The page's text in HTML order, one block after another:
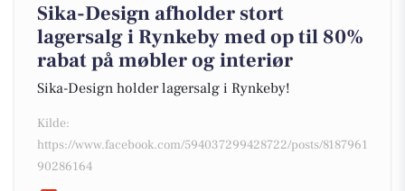
Sika-Design afholder stort
lagersalg i Rynkeby med op til 80%
rabat på møbler og interiør
Sika-Design holder lagersalg i Rynkeby!
Kilde:
https://www.facebook.com/594037299428722/posts/8187961
90286164